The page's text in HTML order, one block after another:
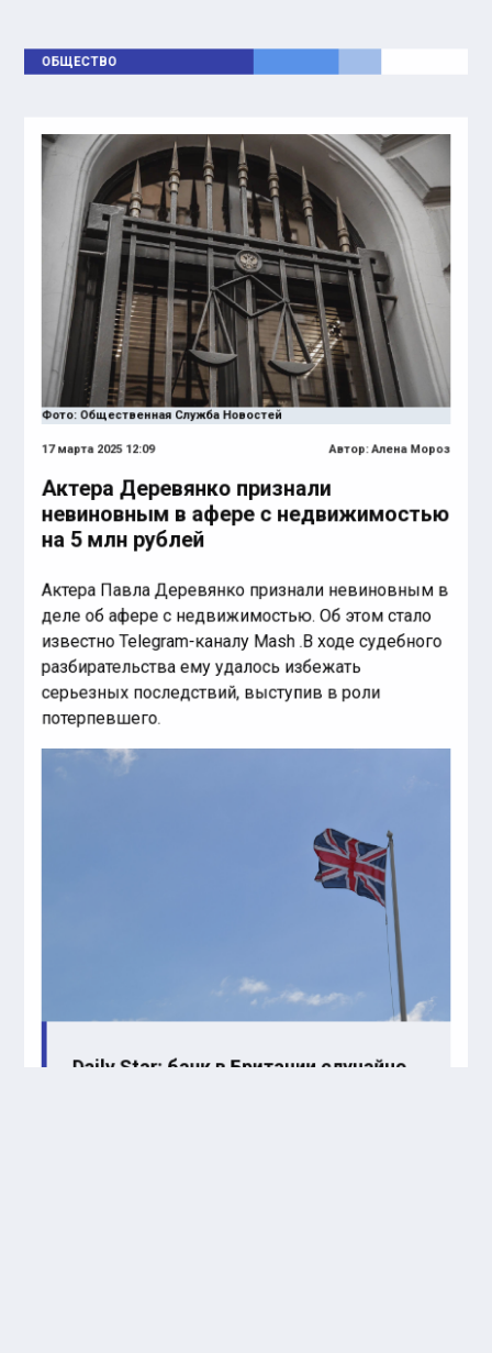
Фото: Общественная Служба Новостей
невиновным в афере с недвижимостью
на 5 млн рублей
деле об афере с недвижимостью. Об этом стало
известно Telegram-каналу Mash .В ходе судебного
разбирательства ему удалось избежать
серьезных последствий, выступив в роли
потерпевшего.
Daily Star: банк в Британии случайно